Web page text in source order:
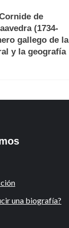
de
(1734-
gallego de la
y la geografía
una biografía?